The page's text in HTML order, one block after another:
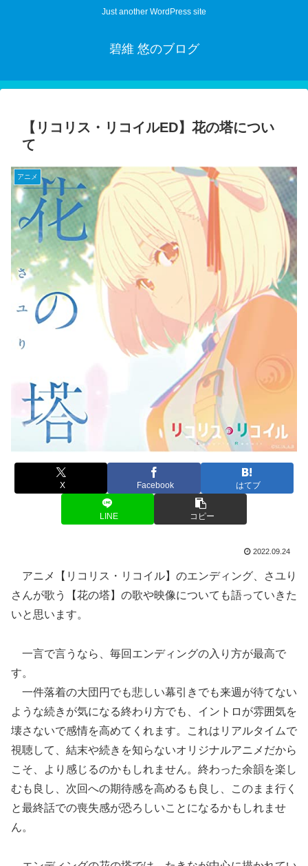
Just another WordPress site
碧維 悠のブログ
【リコリス・リコイルED】花の塔につい
て
アニメ
X Facebook はてブ
LINE コピー
2022.09.24
アニメ【リコリス・リコイル】のエンディング、さユり
さんが歌う【花の塔】の歌や映像についても語っていきた
いと思います。
一言で言うなら、毎回エンディングの入り方が最高で
す。
一件落着の大団円でも悲しい幕引きでも来週が待てない
ような続きが気になる終わり方でも、イントロが雰囲気を
壊さないで感情を高めてくれます。これはリアルタイムで
視聴して、結末や続きを知らないオリジナルアニメだから
こそ、より感じるのかもしれません。終わった余韻を楽し
むも良し、次回への期待感を高めるも良し、このまま行く
と最終話での喪失感が恐ろしいことになるかもしれませ
ん。